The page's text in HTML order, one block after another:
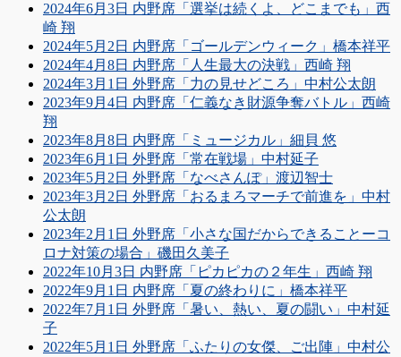
2024年6月3日 内野席「選挙は続くよ、どこまでも」西
崎 翔
2024年5月2日 内野席「ゴールデンウィーク」橋本祥平
2024年4月8日 内野席「人生最大の決戦」西崎 翔
2024年3月1日 外野席「力の見せどころ」中村公太朗
2023年9月4日 内野席「仁義なき財源争奪バトル」西崎
翔
2023年8月8日 内野席「ミュージカル」細貝 悠
2023年6月1日 外野席「常在戦場」中村延子
2023年5月2日 外野席「なべさんぽ」渡辺智士
2023年3月2日 外野席「おるまろマーチで前進を」中村
公太朗
2023年2月1日 外野席「小さな国だからできることーコ
ロナ対策の場合」磯田久美子
2022年10月3日 内野席「ピカピカの２年生」西崎 翔
2022年9月1日 内野席「夏の終わりに」橋本祥平
2022年7月1日 外野席「暑い、熱い、夏の闘い」中村延
子
2022年5月1日 外野席「ふたりの女傑、ご出陣」中村公